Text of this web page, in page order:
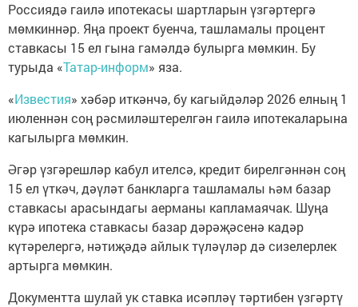
Россиядә гаилә ипотекасы шартларын үзгәртергә
мөмкиннәр. Яңа проект буенча, ташламалы процент
ставкасы 15 ел гына гамәлдә булырга мөмкин. Бу
турыда «Татар-информ» яза.
«Известия» хәбәр иткәнчә, бу кагыйдәләр 2026 елның 1
июленнән соң рәсмиләштерелгән гаилә ипотекаларына
кагылырга мөмкин.
Әгәр үзгәрешләр кабул ителсә, кредит бирелгәннән соң
15 ел үткәч, дәүләт банкларга ташламалы һәм базар
ставкасы арасындагы аерманы капламаячак. Шуңа
күрә ипотека ставкасы базар дәрәҗәсенә кадәр
күтәрелергә, нәтиҗәдә айлык түләүләр дә сизелерлек
артырга мөмкин.
Документта шулай ук ставка исәпләү тәртибен үзгәртү